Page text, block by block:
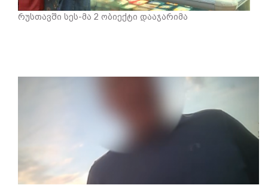
რუსთავში სეს-მა 2 ობიექტი დააჯარიმა